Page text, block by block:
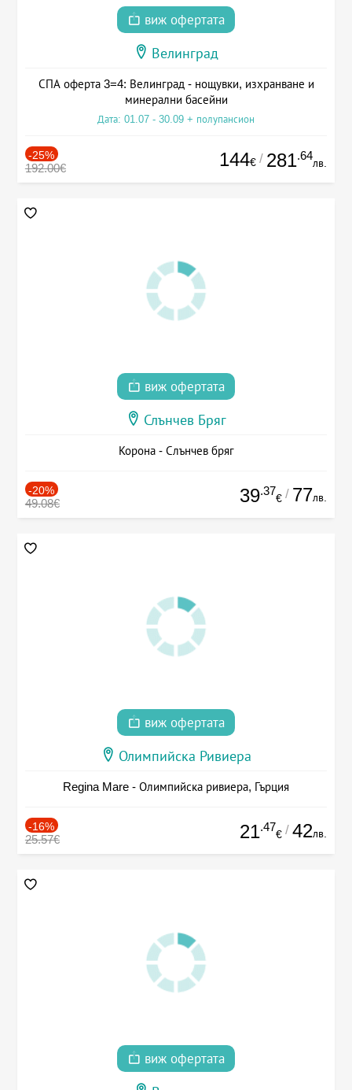
виж офертата
Велинград
СПА оферта 3=4: Велинград - нощувки, изхранване и
минерални басейни
Дата: 01.07 - 30.09 + полупансион
-25%
192.00€ 144€ / 281.64
лв.
виж офертата
Слънчев Бряг
Корона - Слънчев бряг
-20%
49.08€ 39.37
€ / 77лв.
виж офертата
Олимпийска Ривиера
Regina Mare - Олимпийска ривиера, Гърция
-16%
25.57€ 21.47
€ / 42лв.
виж офертата